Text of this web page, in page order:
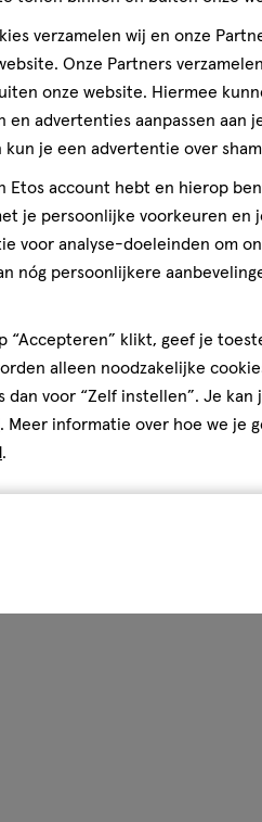
verzamelen wij en onze
Onze Partners
onze website. Hiermee
en advertenties aanpassen aan
kun je een advertentie over
Etos account hebt en hierop
je persoonlijke voorkeuren en
voor analyse-doeleinden om
nóg persoonlijkere
“Accepteren” klikt, geef je
alleen noodzakelijke
dan voor “Zelf instellen”. Je
. Meer informatie over hoe we je
.